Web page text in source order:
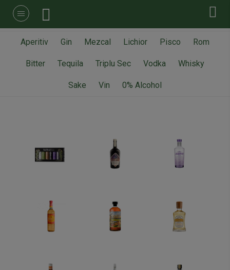
Aperitiv Gin Mezcal Lichior Pisco Rom
Bitter Tequila Triplu Sec Vodka Whisky
Sake Vin 0% Alcohol